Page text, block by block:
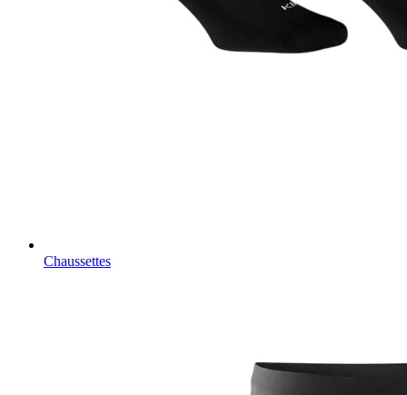
Chaussettes